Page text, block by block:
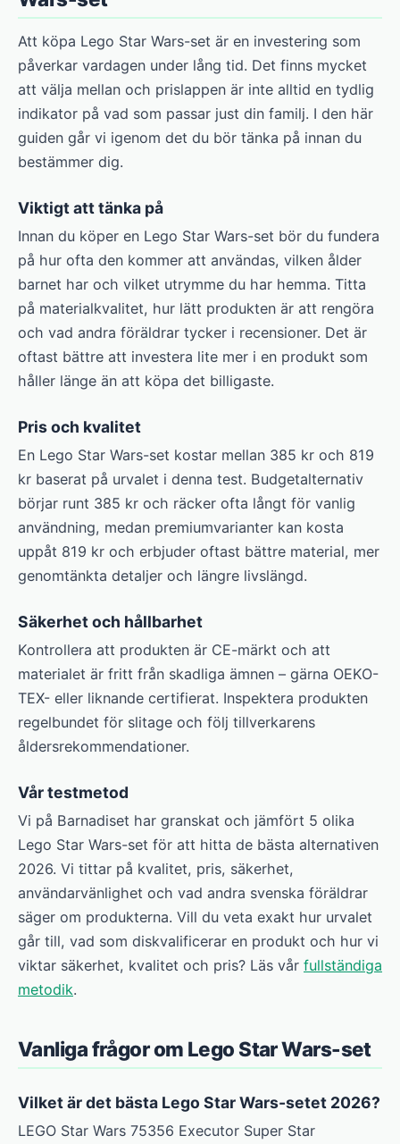
Att köpa Lego Star Wars-set är en investering som
påverkar vardagen under lång tid. Det finns mycket
att välja mellan och prislappen är inte alltid en tydlig
indikator på vad som passar just din familj. I den här
guiden går vi igenom det du bör tänka på innan du
bestämmer dig.
Viktigt att tänka på
Innan du köper en Lego Star Wars-set bör du fundera
på hur ofta den kommer att användas, vilken ålder
barnet har och vilket utrymme du har hemma. Titta
på materialkvalitet, hur lätt produkten är att rengöra
och vad andra föräldrar tycker i recensioner. Det är
oftast bättre att investera lite mer i en produkt som
håller länge än att köpa det billigaste.
Pris och kvalitet
En Lego Star Wars-set kostar mellan 385 kr och 819
kr baserat på urvalet i denna test. Budgetalternativ
börjar runt 385 kr och räcker ofta långt för vanlig
användning, medan premiumvarianter kan kosta
uppåt 819 kr och erbjuder oftast bättre material, mer
genomtänkta detaljer och längre livslängd.
Säkerhet och hållbarhet
Kontrollera att produkten är CE-märkt och att
materialet är fritt från skadliga ämnen – gärna OEKO-
TEX- eller liknande certifierat. Inspektera produkten
regelbundet för slitage och följ tillverkarens
åldersrekommendationer.
Vår testmetod
Vi på Barnadiset har granskat och jämfört 5 olika
Lego Star Wars-set för att hitta de bästa alternativen
2026. Vi tittar på kvalitet, pris, säkerhet,
användarvänlighet och vad andra svenska föräldrar
säger om produkterna. Vill du veta exakt hur urvalet
går till, vad som diskvalificerar en produkt och hur vi
viktar säkerhet, kvalitet och pris? Läs vår fullständiga
metodik.
Vanliga frågor om Lego Star Wars-set
Vilket är det bästa Lego Star Wars-setet 2026?
LEGO Star Wars 75356 Executor Super Star